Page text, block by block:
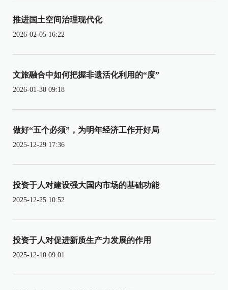
推进国土空间治理现代化
2026-02-05 16:22
文旅融合中如何把握非遗活化利用的“度”
2026-01-30 09:18
做好“五个必须”，为明年经济工作开好局
2025-12-29 17:36
投资于人对建设强大国内市场的基础功能
2025-12-25 10:52
投资于人对促进新质生产力发展的作用
2025-12-10 09:01